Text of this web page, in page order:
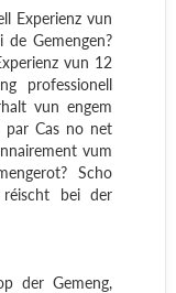
Experienz vun
Gemengen?
vun 12
professionell
vun engem
par Cas no net
vum
Scho
bei der
der Gemeng,